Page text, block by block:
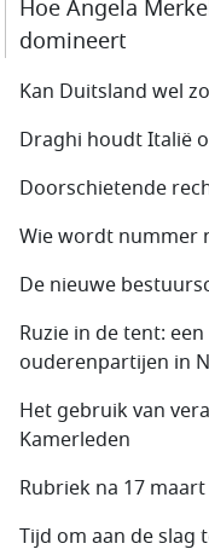
Hoe Angela
domineert
Kan Duitsland wel
Draghi houdt Italië
Doorschietende
Wie wordt nummer
De nieuwe
Ruzie in de tent:
ouderenpartijen in
Het gebruik van
Kamerleden
Rubriek na 17 maart
Tijd om aan de slag